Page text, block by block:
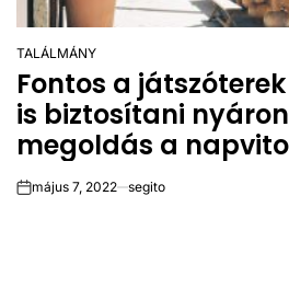
POSTED
IN
TALÁLMÁNY
Fontos a
is biztosítani
megoldás a
onmájus 7, 2022 segito